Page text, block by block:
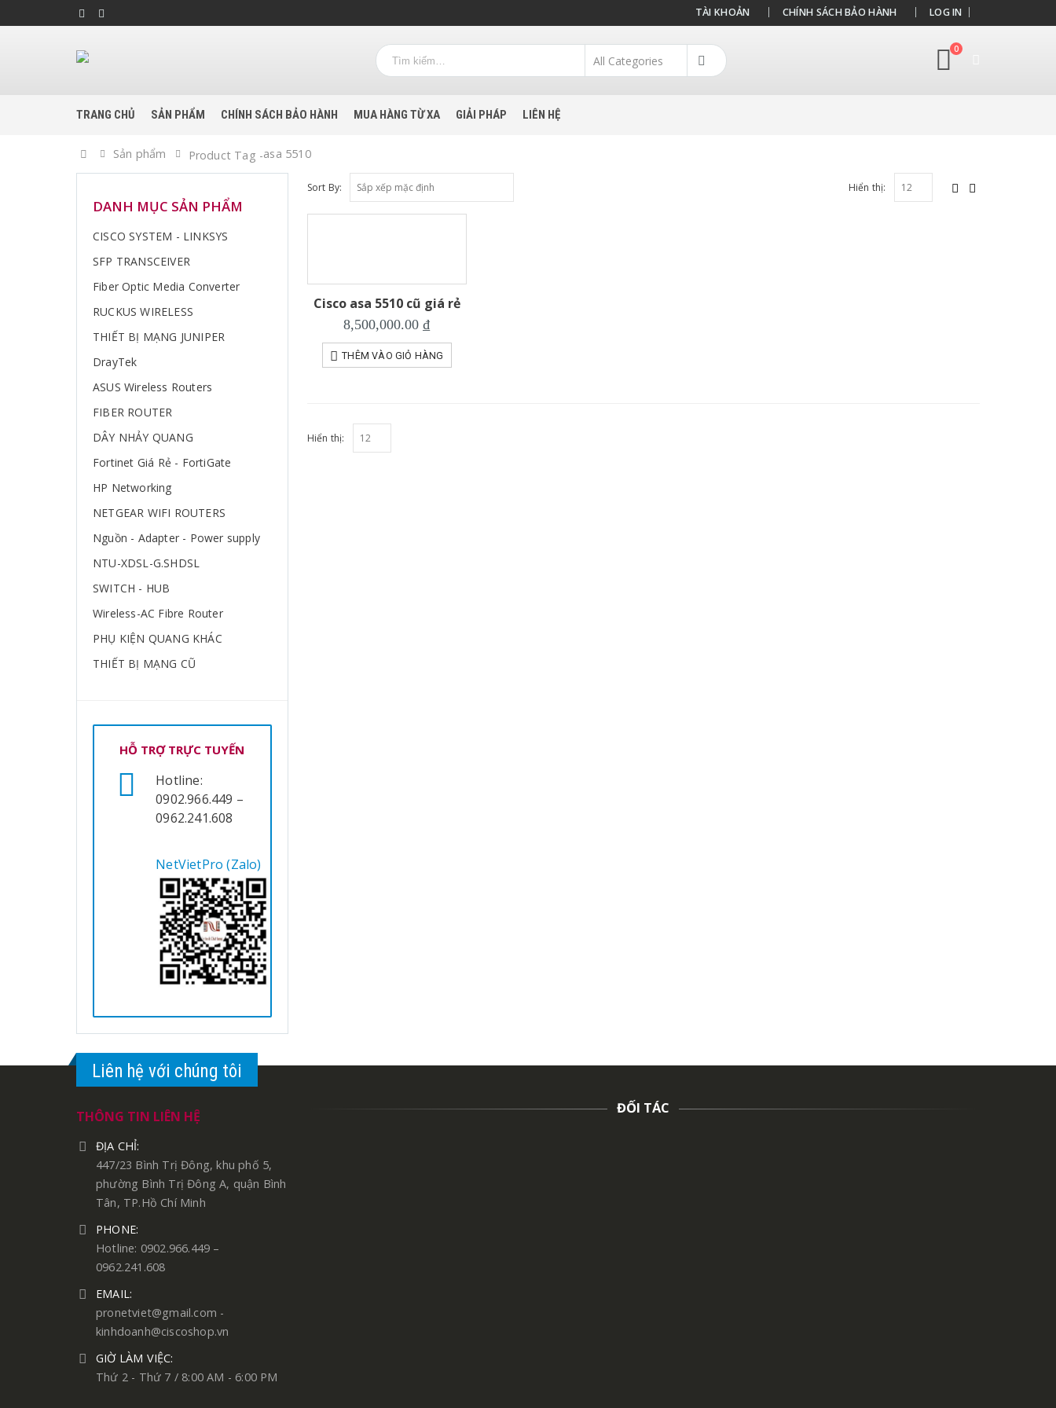
TÀI KHOẢN CHÍNH SÁCH BẢO HÀNH LOG IN
0
TRANG CHỦ SẢN PHẨM CHÍNH SÁCH BẢO HÀNH MUA HÀNG TỪ XA GIẢI PHÁP LIÊN HỆ
Home
Sản phẩm Product Tag -asa 5510
Sort By: Hiển thị:
Cisco asa 5510 cũ giá rẻ
8,500,000.00₫
THÊM VÀO GIỎ HÀNG
Hiển thị:
DANH MỤC SẢN PHẨM
CISCO SYSTEM - LINKSYS
SFP TRANSCEIVER
Fiber Optic Media Converter
RUCKUS WIRELESS
THIẾT BỊ MẠNG JUNIPER
DrayTek
ASUS Wireless Routers
FIBER ROUTER
DÂY NHẢY QUANG
Fortinet Giá Rẻ - FortiGate
HP Networking
NETGEAR WIFI ROUTERS
Nguồn - Adapter - Power supply
NTU-XDSL-G.SHDSL
SWITCH - HUB
Wireless-AC Fibre Router
PHỤ KIỆN QUANG KHÁC
THIẾT BỊ MẠNG CŨ
HỖ TRỢ TRỰC TUYẾN
Hotline:
0902.966.449 –
0962.241.608
NetVietPro (Zalo)
Liên hệ với chúng tôi
THÔNG TIN LIÊN HỆ
ĐỊA CHỈ:
447/23 Bình Trị Đông, khu phố 5,
phường Bình Trị Đông A, quận Bình
Tân, TP.Hồ Chí Minh
PHONE:
Hotline: 0902.966.449 –
0962.241.608
EMAIL:
pronetviet@gmail.com -
kinhdoanh@ciscoshop.vn
GIỜ LÀM VIỆC:
Thứ 2 - Thứ 7 / 8:00 AM - 6:00 PM
ĐỐI TÁC